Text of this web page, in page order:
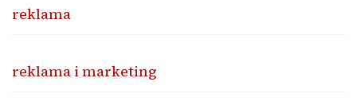
reklama
reklama i marketing